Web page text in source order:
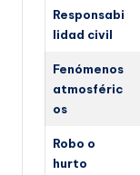
Responsabi
lidad civil
Fenómenos
atmosféric
os
Robo o
hurto